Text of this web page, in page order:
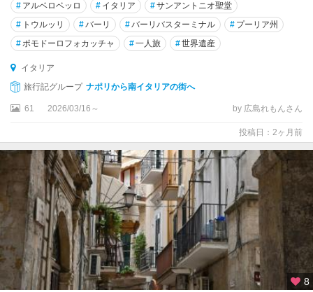
エ
オ
リ
諸
島
リ
ー
ャ
州
# アルベロベッロ # イタリア #サンアントニオ聖堂
# トウルッリ #バーリ #バーリバスターミナル # プーリア州
#ポモドーロフォカッチャ #一人旅 #世界遺産
イタリア
旅行記グループ ナポリから南イタリアの街へ
61 2026/03/16～ by 広島れもんさん
投稿日：2ヶ月前
8